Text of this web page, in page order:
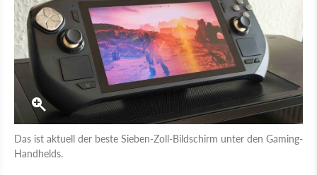
Das ist aktuell der beste Sieben-Zoll-Bildschirm unter den Gaming-
Handhelds.